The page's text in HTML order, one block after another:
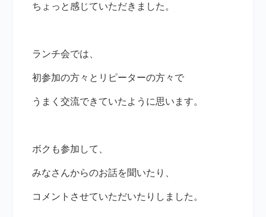
ちょっと感じていただきました。
ランチ会では、
初参加の方々とリピーターの方々で
うまく交流できていたように思います。
ボクも参加して、
みなさんからのお話を聞いたり、
コメントさせていただいたりしました。